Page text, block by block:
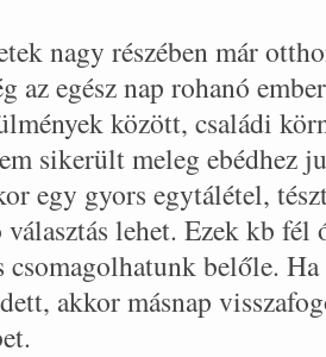
nagy részében már
az egész nap rohanó
között, családi
sikerült meleg ebédhez
egy gyors egytálétel,
lehet. Ezek kb fél
csomagolhatunk belőle. Ha
akkor másnap